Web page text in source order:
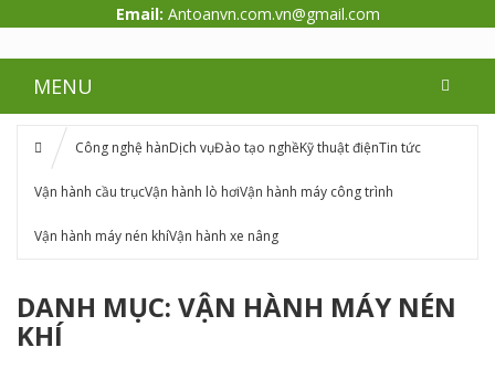
Email: Antoanvn.com.vn@gmail.com
MENU
Công nghệ hànDịch vụĐào tạo nghềKỹ thuật điệnTin tức
Vận hành cầu trụcVận hành lò hơiVận hành máy công trình
Vận hành máy nén khíVận hành xe nâng
DANH MỤC: VẬN HÀNH MÁY NÉN
KHÍ